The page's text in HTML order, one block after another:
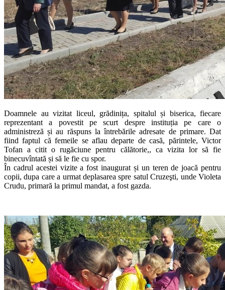
Doamnele au vizitat liceul, grădinița, spitalul și biserica, fiecare
reprezentant a povestit pe scurt despre instituția pe care o
administreză și au răspuns la întrebările adresate de primare. Dat
fiind faptul că femeile se aflau departe de casă, părintele, Victor
Tofan a citit o rugăciune pentru călătorie,, ca vizita lor să fie
binecuvîntată și să le fie cu spor.
În cadrul acestei vizite a fost inaugurat și un teren de joacă pentru
copii, dupa care a urmat deplasarea spre satul Cruzeşti, unde Violeta
Crudu, primară la primul mandat, a fost gazda.